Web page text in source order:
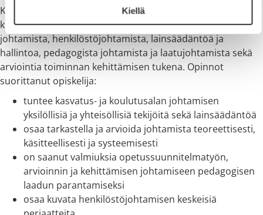
Kiellä
Kasvatus- ja koulutusalan johtamisen perusopinnoissa
käsitellään kasvatuksen ja koulutuksen strategista
johtamista, henkilöstöjohtamista, lainsäädäntöä ja
hallintoa, pedagogista johtamista ja laatujohtamista sekä
arviointia toiminnan kehittämisen tukena. Opinnot
suorittanut opiskelija:
tuntee kasvatus- ja koulutusalan johtamisen
yksilöllisiä ja yhteisöllisiä tekijöitä sekä lainsäädäntöä
osaa tarkastella ja arvioida johtamista teoreettisesti,
käsitteellisesti ja systeemisesti
on saanut valmiuksia opetussuunnitelmatyön,
arvioinnin ja kehittämisen johtamiseen pedagogisen
laadun parantamiseksi
osaa kuvata henkilöstöjohtamisen keskeisiä